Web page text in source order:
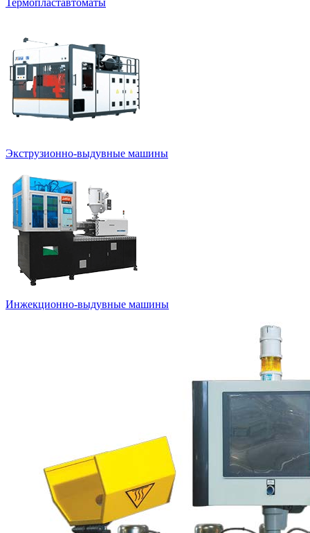
Термопластавтоматы
Экструзионно-выдувные машины
Инжекционно-выдувные машины